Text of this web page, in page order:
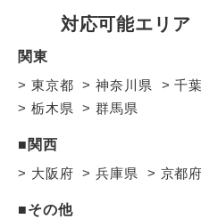
対応可能エリア
関東
東京都
神奈川県 千
栃木県
群馬県
■関西
大阪府
兵庫県 京都府
■その他